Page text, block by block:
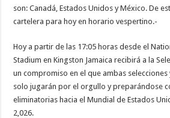
son: Canadá, Estados Unidos y México. De
cartelera para hoy en horario vespertino.-
Hoy a partir de las 17:05 horas desde el
Stadium en Kingston Jamaica recibirá a la
un compromiso en el que ambas selecciones
solo jugarán por el orgullo y preparándose
eliminatorias hacia el Mundial de Estados
2,026.